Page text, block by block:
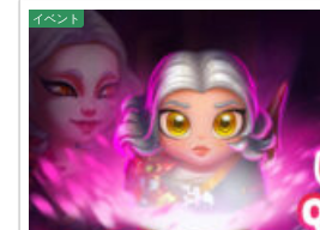
イベント